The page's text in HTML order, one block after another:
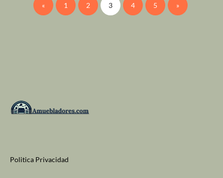
« 1 2 3 4 5 »
Politica Privacidad